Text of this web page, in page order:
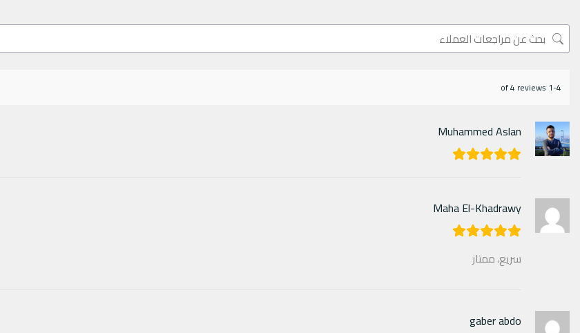
1-4 of 4 reviews
Muhammed Aslan
Maha El-Khadrawy
سريع، ممتاز
gaber abdo